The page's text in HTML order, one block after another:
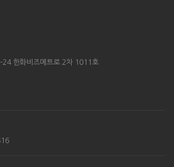
24 한화비즈메트로 2차 1011호